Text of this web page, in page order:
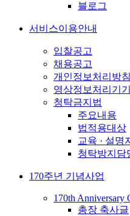
블로그
서비스이용안내
입찰공고
채용공고
개인정보처리방침
영상정보처리기
청탁금지법
주요내용
법적용대상
교육 · 설명
청탁방지담
170주년 기념사업
170th Anniversary
총장 축사글